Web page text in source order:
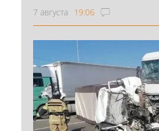
7 августа 19:06